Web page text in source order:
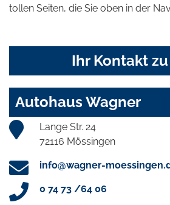
tollen Seiten, die Sie oben in der
Ihr Kontakt
Autohaus Wagner
Lange Str. 24
72116 Mössingen
info@wagner-
0 74 73 /64 06